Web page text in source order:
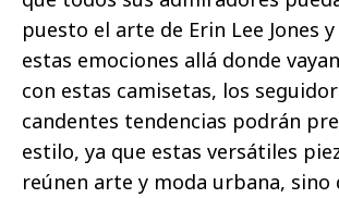
puesto el arte de Erin Lee Jones
estas emociones allá donde
con estas camisetas, los
candentes tendencias podrán
estilo, ya que estas versátiles
reúnen arte y moda urbana, sino